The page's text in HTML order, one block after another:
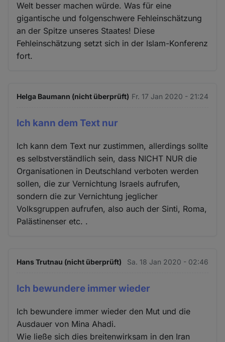
Welt besser machen würde. Was für eine
gigantische und folgenschwere Fehleinschätzung
an der Spitze unseres Staates! Diese
Fehleinschätzung setzt sich in der Islam-Konferenz
fort.
Helga Baumann (nicht überprüft) Fr. 17 Jan 2020 - 21:24
Ich kann dem Text nur
Ich kann dem Text nur zustimmen, allerdings sollte
es selbstverständlich sein, dass NICHT NUR die
Organisationen in Deutschland verboten werden
sollen, die zur Vernichtung Israels aufrufen,
sondern die zur Vernichtung jeglicher
Volksgruppen aufrufen, also auch der Sinti, Roma,
Palästinenser etc. .
Hans Trutnau (nicht überprüft) Sa. 18 Jan 2020 - 02:46
Ich bewundere immer wieder
Ich bewundere immer wieder den Mut und die
Ausdauer von Mina Ahadi.
Wie ließe sich dies breitenwirksam in den Iran